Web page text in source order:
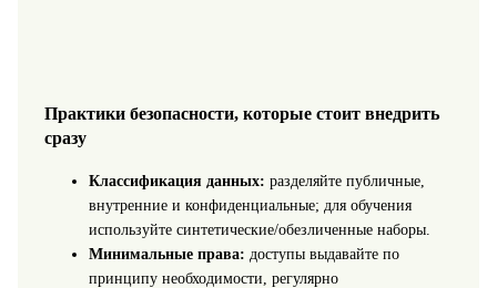
Практики безопасности, которые стоит внедрить
сразу
Классификация данных: разделяйте публичные,
внутренние и конфиденциальные; для обучения
используйте синтетические/обезличенные наборы.
Минимальные права: доступы выдавайте по
принципу необходимости, регулярно